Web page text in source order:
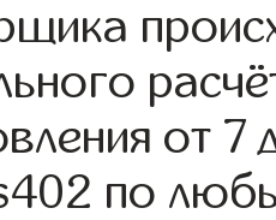
от 7
по